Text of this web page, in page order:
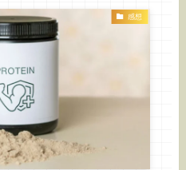
感想